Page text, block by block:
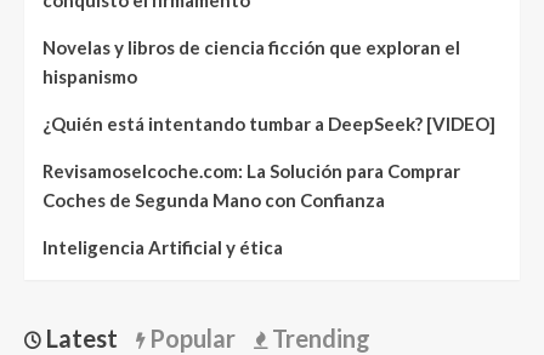
Novelas y libros de ciencia ficción que exploran el
hispanismo
¿Quién está intentando tumbar a DeepSeek? [VIDEO]
Revisamoselcoche.com: La Solución para Comprar
Coches de Segunda Mano con Confianza
Inteligencia Artificial y ética
Latest Popular Trending